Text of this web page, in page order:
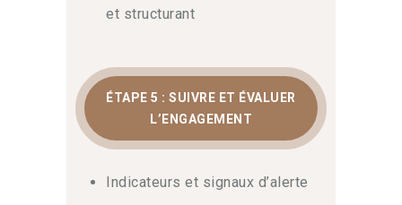
et structurant
ÉTAPE 5 : SUIVRE ET ÉVALUER
L’ENGAGEMENT
Indicateurs et signaux d’alerte